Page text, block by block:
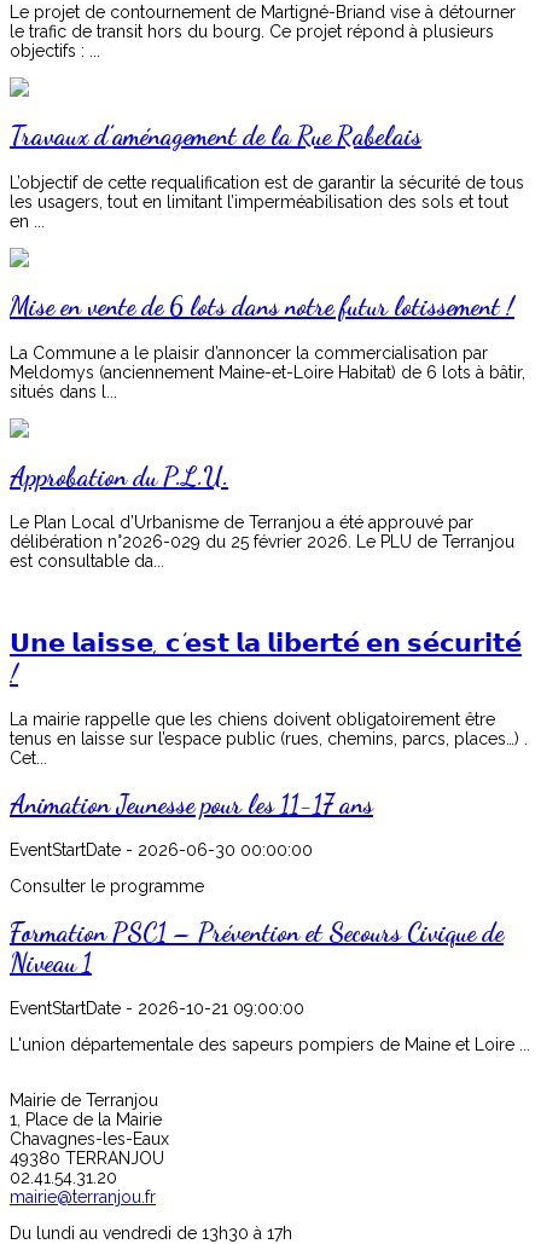
Le projet de contournement de Martigné-Briand vise à détourner
le trafic de transit hors du bourg. Ce projet répond à plusieurs
objectifs : ...
Travaux d’aménagement de la Rue Rabelais
L’objectif de cette requalification est de garantir la sécurité de tous
les usagers, tout en limitant l’imperméabilisation des sols et tout
en ...
Mise en vente de 6 lots dans notre futur lotissement !
La Commune a le plaisir d’annoncer la commercialisation par
Meldomys (anciennement Maine-et-Loire Habitat) de 6 lots à bâtir,
situés dans l...
Approbation du P.L.U.
Le Plan Local d’Urbanisme de Terranjou a été approuvé par
délibération n°2026-029 du 25 février 2026. Le PLU de Terranjou
est consultable da...
𝗨𝗻𝗲 𝗹𝗮𝗶𝘀𝘀𝗲, 𝗰’𝗲𝘀𝘁 𝗹𝗮 𝗹𝗶𝗯𝗲𝗿𝘁𝗲́ 𝗲𝗻 𝘀𝗲́𝗰𝘂𝗿𝗶𝘁𝗲́
!
La mairie rappelle que les chiens doivent obligatoirement être
tenus en laisse sur l’espace public (rues, chemins, parcs, places…) .
Cet...
Animation Jeunesse pour les 11-17 ans
EventStartDate - 2026-06-30 00:00:00
Consulter le programme
Formation PSC1 – Prévention et Secours Civique de
Niveau 1
EventStartDate - 2026-10-21 09:00:00
L'union départementale des sapeurs pompiers de Maine et Loire ...
Mairie de Terranjou
1, Place de la Mairie
Chavagnes-les-Eaux
49380 TERRANJOU
02.41.54.31.20
mairie@terranjou.fr
Du lundi au vendredi de 13h30 à 17h